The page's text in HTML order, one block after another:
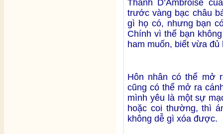
Thánh D’Ambroise
trước vàng bạc châu
gì họ có, nhưng bạn
Chính vì thế bạn
ham muốn, biết vừa
Hôn nhân có thể mở
cũng có thể mở ra
mình yêu là một sự
hoặc coi thường, thì
không dễ gì xóa được.